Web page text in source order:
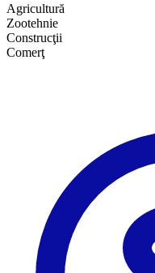
Agricultură
Zootehnie
Construcţii
Comerţ